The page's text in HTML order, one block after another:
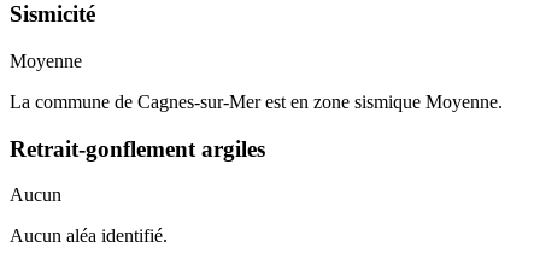
Sismicité
Moyenne
La commune de Cagnes-sur-Mer est en zone sismique Moyenne.
Retrait-gonflement argiles
Aucun
Aucun aléa identifié.